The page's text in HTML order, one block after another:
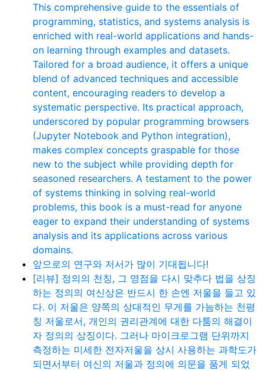
This comprehensive guide to the essentials of
programming, statistics, and systems analysis is
enriched with real-world applications and hands-
on learning through examples and datasets.
Tailored for a broad audience, it offers a unique
blend of advanced techniques and accessible
content, encouraging readers to develop a
systematic perspective. Its practical approach,
underscored by popular programming browsers
(Jupyter Notebook and Python integration),
makes complex concepts graspable for those
new to the subject while providing depth for
seasoned researchers. A testament to the power
of systems thinking in solving real-world
problems, this book is a must-read for anyone
eager to expand their understanding of systems
analysis and its applications across various
domains.
앞으로의 연구와 저서가 많이 기대됩니다!
[리뷰] 정의의 천칭, 그 영점을 다시 맞추다 법을 상징
하는 정의의 여신상은 반드시 한 손엔 저울을 들고 있
다. 이 저울은 양쪽의 상대적인 무게를 가늠하는 천평
칭 저울로서, 개인의 권리관계에 대한 다툼의 해결이
자 정의의 상징이다. 그러나 마이크로그램 단위까지
측정하는 미세한 전자저울을 상시 사용하는 과학도가
되면서부터 여신의 저울과 정의에 의문을 품게 되었